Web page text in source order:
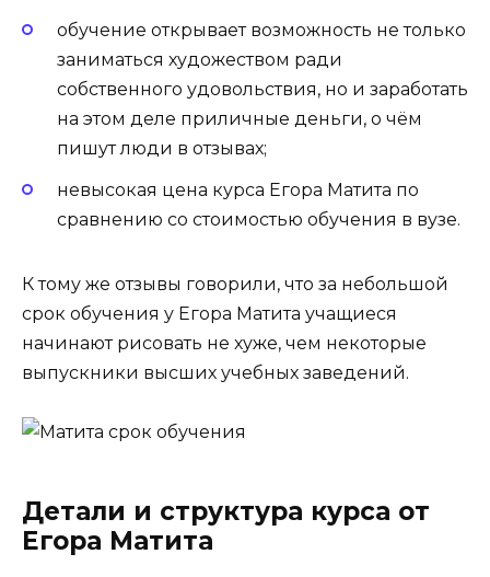
обучение открывает возможность не только
заниматься художеством ради
собственного удовольствия, но и заработать
на этом деле приличные деньги, о чём
пишут люди в отзывах;
невысокая цена курса Егора Матита по
сравнению со стоимостью обучения в вузе.
К тому же отзывы говорили, что за небольшой
срок обучения у Егора Матита учащиеся
начинают рисовать не хуже, чем некоторые
выпускники высших учебных заведений.
Детали и структура курса от
Егора Матита